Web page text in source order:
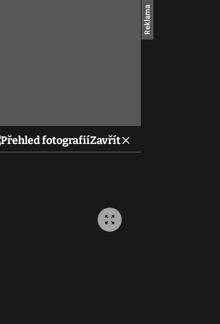
Přehled fotografiíZavřít